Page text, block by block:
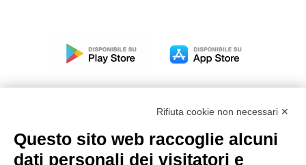
Modello organizzativo, gestione e controllo – D. lgs.
231/2001
Rifiuta cookie non necessari ✕
Questo sito web raccoglie alcuni
dati personali dei visitatori e